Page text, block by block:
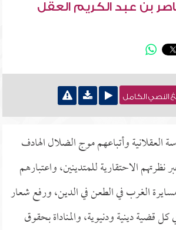
بن عبد الكريم العقل
النصي الكامل
العقلانية وأتباعهم موج الضلال الهادف
نظرتهم الاحتقارية للمتدينين، واعتبارهم
الغرب في الطعن في الدين، ورفع شعار
قضية دينية ودنيوية، والمناداة بحقوق